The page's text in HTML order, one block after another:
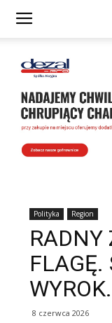
Polityka Region
RADNY
FLAGĘ.
WYROK.
8 czerwca 2026